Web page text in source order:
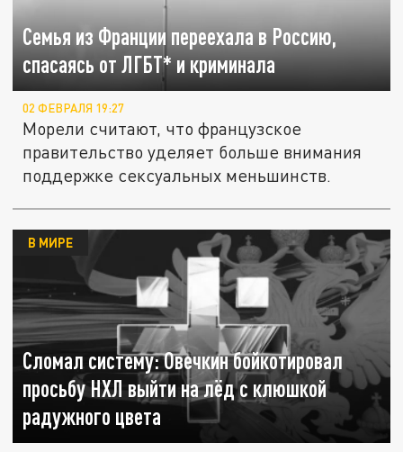
Семья из Франции переехала в Россию,
спасаясь от ЛГБТ* и криминала
02 ФЕВРАЛЯ 19:27
Морели считают, что французское
правительство уделяет больше внимания
поддержке сексуальных меньшинств.
Сломал систему: Овечкин бойкотировал
просьбу НХЛ выйти на лёд с клюшкой
радужного цвета
В МИРЕ